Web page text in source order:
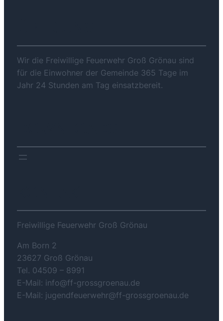
Wir die Freiwillige Feuerwehr Groß Grönau sind
für die Einwohner der Gemeinde 365 Tage im
Jahr 24 Stunden am Tag einsatzbereit.
Freiwillige Feuerwehr Groß Grönau
Am Born 2
23627 Groß Grönau
Tel. 04509 – 8991
E-Mail: info@ff-grossgroenau.de
E-Mail: jugendfeuerwehr@ff-grossgroenau.de